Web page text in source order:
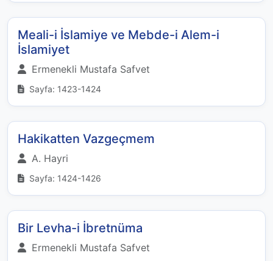
Meali-i İslamiye ve Mebde-i Alem-i
İslamiyet
Ermenekli Mustafa Safvet
Sayfa: 1423-1424
Hakikatten Vazgeçmem
A. Hayri
Sayfa: 1424-1426
Bir Levha-i İbretnüma
Ermenekli Mustafa Safvet